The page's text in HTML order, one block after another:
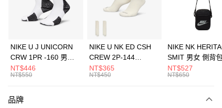
華南商業銀行
彰化商業銀行
上海商業儲蓄銀行
元大商業銀行
台灣樂天信用卡公司
Apple Pay
全盈+PAY
AFTEE先享後付
【關於「AFTEE先享後付」】
NIKE U J UNICORN
CRW 1PR -160 男女
中統襪 FZ3393100
NT$446
NT$550
NIKE U NK ED CSH
CREW 2P-144
EMBRDY 男女 短統襪
FZ3073133
NT$365
NT$450
NIKE NK
SMIT 男女 側背
BA5871010
NT$527
NT$650
品牌